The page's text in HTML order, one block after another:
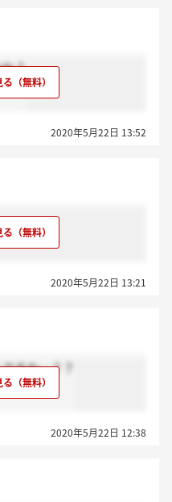
？
2020年5月22日 13:52
2020年5月22日 13:21
すか…？？
2020年5月22日 12:38